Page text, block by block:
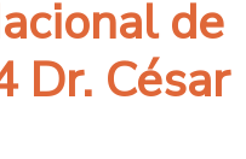
de
Dr. César